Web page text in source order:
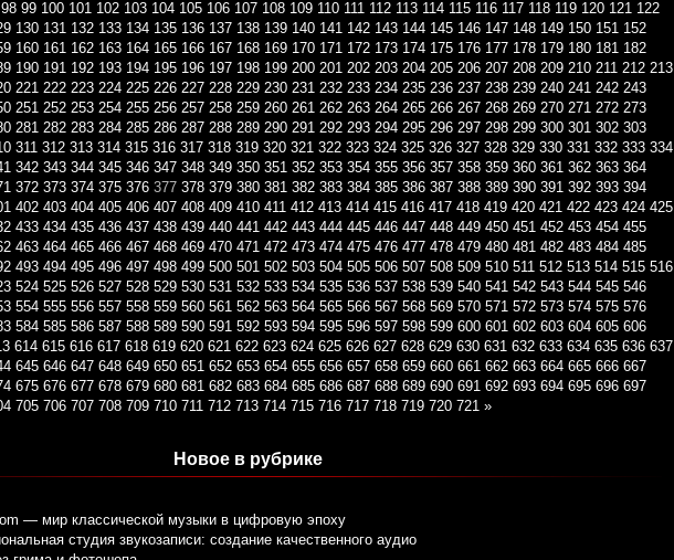
98 99 100 101 102 103 104 105 106 107 108 109 110 111 112 113 114 115 116 117 118 119 120 121 122
130 131 132 133 134 135 136 137 138 139 140 141 142 143 144 145 146 147 148 149 150 151 152
160 161 162 163 164 165 166 167 168 169 170 171 172 173 174 175 176 177 178 179 180 181 182
190 191 192 193 194 195 196 197 198 199 200 201 202 203 204 205 206 207 208 209 210 211 212 213
221 222 223 224 225 226 227 228 229 230 231 232 233 234 235 236 237 238 239 240 241 242 243
251 252 253 254 255 256 257 258 259 260 261 262 263 264 265 266 267 268 269 270 271 272 273
281 282 283 284 285 286 287 288 289 290 291 292 293 294 295 296 297 298 299 300 301 302 303
311 312 313 314 315 316 317 318 319 320 321 322 323 324 325 326 327 328 329 330 331 332 333 334
342 343 344 345 346 347 348 349 350 351 352 353 354 355 356 357 358 359 360 361 362 363 364
372 373 374 375 376 377 378 379 380 381 382 383 384 385 386 387 388 389 390 391 392 393 394
402 403 404 405 406 407 408 409 410 411 412 413 414 415 416 417 418 419 420 421 422 423 424 425
433 434 435 436 437 438 439 440 441 442 443 444 445 446 447 448 449 450 451 452 453 454 455
463 464 465 466 467 468 469 470 471 472 473 474 475 476 477 478 479 480 481 482 483 484 485
493 494 495 496 497 498 499 500 501 502 503 504 505 506 507 508 509 510 511 512 513 514 515 516
524 525 526 527 528 529 530 531 532 533 534 535 536 537 538 539 540 541 542 543 544 545 546
554 555 556 557 558 559 560 561 562 563 564 565 566 567 568 569 570 571 572 573 574 575 576
584 585 586 587 588 589 590 591 592 593 594 595 596 597 598 599 600 601 602 603 604 605 606
614 615 616 617 618 619 620 621 622 623 624 625 626 627 628 629 630 631 632 633 634 635 636 637
645 646 647 648 649 650 651 652 653 654 655 656 657 658 659 660 661 662 663 664 665 666 667
675 676 677 678 679 680 681 682 683 684 685 686 687 688 689 690 691 692 693 694 695 696 697
705 706 707 708 709 710 711 712 713 714 715 716 717 718 719 720 721 »
Новое в рубрике
— мир классической музыки в цифровую эпоху
студия звукозаписи: создание качественного аудио